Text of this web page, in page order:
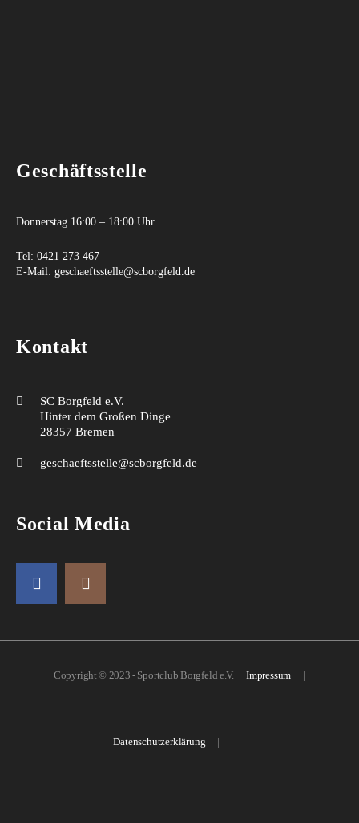
Geschäftsstelle
Donnerstag 16:00 – 18:00 Uhr
Tel: 0421 273 467
E-Mail: geschaeftsstelle@scborgfeld.de
Kontakt
SC Borgfeld e.V.
Hinter dem Großen Dinge
28357 Bremen
geschaeftsstelle@scborgfeld.de
Social Media
Copyright © 2023 - Sportclub Borgfeld e.V. Impressum |
Datenschutzerklärung |